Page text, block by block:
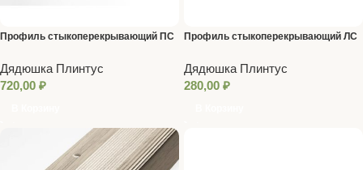
Профиль стыкоперекрывающий ПС
Дядюшка Плинтус
720,00 ₽
Профиль стыкоперекрывающий ЛС
Дядюшка Плинтус
280,00 ₽